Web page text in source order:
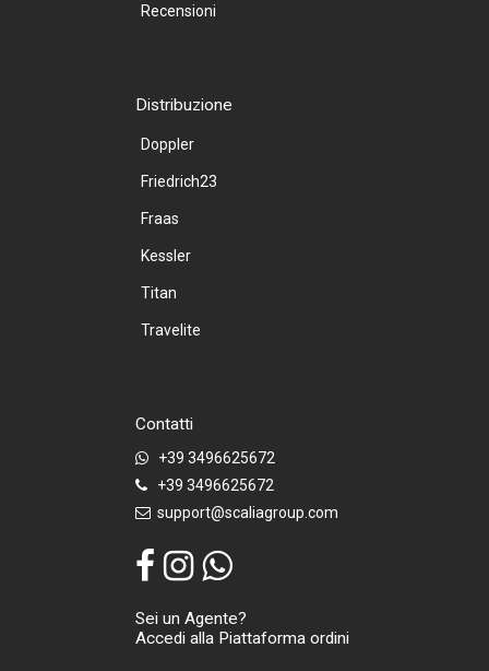
Recensioni
Distribuzione
Doppler
Friedrich23
Fraas
Kessler
Titan
Travelite
Contatti
+39 3496625672
+39 3496625672
support@scaliagroup.com
Sei un Agente?
Accedi alla Piattaforma ordini